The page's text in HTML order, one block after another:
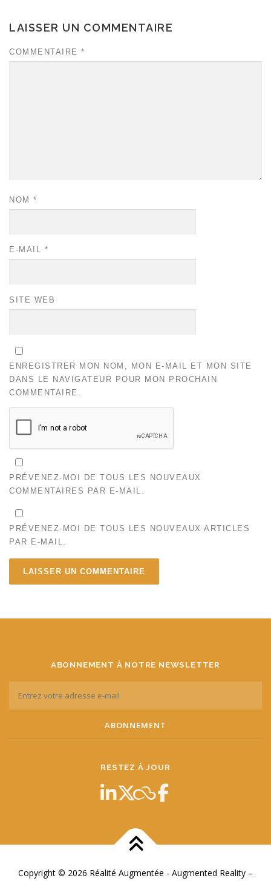
LAISSER UN COMMENTAIRE
COMMENTAIRE *
NOM *
E-MAIL *
SITE WEB
ENREGISTRER MON NOM, MON E-MAIL ET MON SITE
DANS LE NAVIGATEUR POUR MON PROCHAIN
COMMENTAIRE.
PRÉVENEZ-MOI DE TOUS LES NOUVEAUX
COMMENTAIRES PAR E-MAIL.
PRÉVENEZ-MOI DE TOUS LES NOUVEAUX ARTICLES
PAR E-MAIL.
ABONNEMENT À NOTRE NEWSLETTER
RESTEZ À JOUR
Copyright © 2026 Réalité Augmentée - Augmented Reality –